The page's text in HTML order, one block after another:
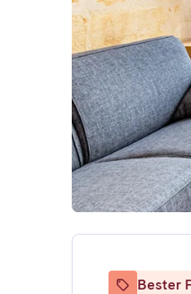
Bester